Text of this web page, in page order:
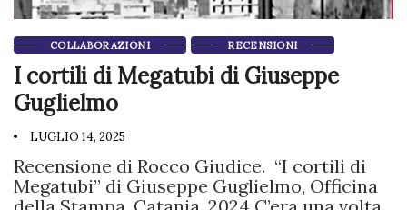
COLLABORAZIONI RECENSIONI
I cortili di Megatubi di Giuseppe
Guglielmo
LUGLIO 14, 2025
Recensione di Rocco Giudice. “I cortili di
Megatubi” di Giuseppe Guglielmo, Officina